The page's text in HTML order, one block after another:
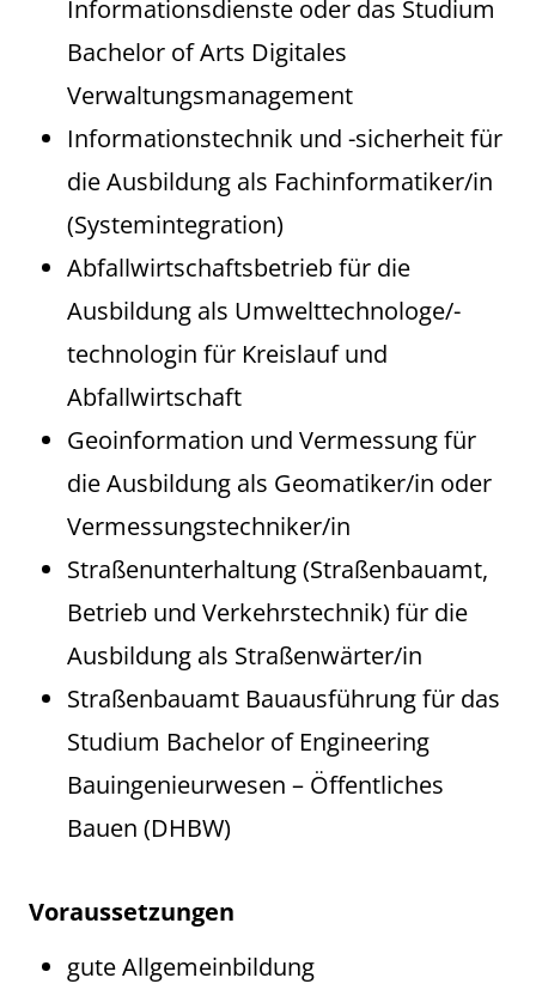
Informationsdienste oder das Studium
Bachelor of Arts Digitales
Verwaltungsmanagement
Informationstechnik und -sicherheit für
die Ausbildung als Fachinformatiker/in
(Systemintegration)
Abfallwirtschaftsbetrieb für die
Ausbildung als Umwelttechnologe/-
technologin für Kreislauf und
Abfallwirtschaft
Geoinformation und Vermessung für
die Ausbildung als Geomatiker/in oder
Vermessungstechniker/in
Straßenunterhaltung (Straßenbauamt,
Betrieb und Verkehrstechnik) für die
Ausbildung als Straßenwärter/in
Straßenbauamt Bauausführung für das
Studium Bachelor of Engineering
Bauingenieurwesen – Öffentliches
Bauen (DHBW)
Voraussetzungen
gute Allgemeinbildung